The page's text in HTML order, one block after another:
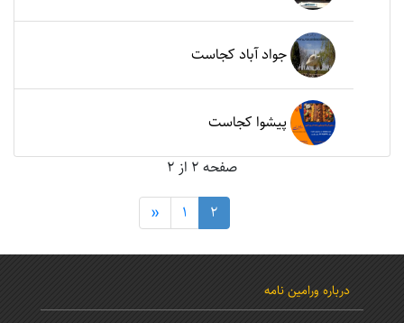
جواد آباد کجاست
پیشوا کجاست
صفحه 2 از 2
«
1 2
درباره ورامین نامه